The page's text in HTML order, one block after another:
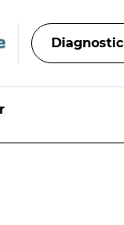
Diagnostic